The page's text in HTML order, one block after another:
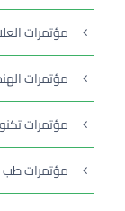
مؤتمرات
مؤتمرات
مؤتمرات
مؤتمرات طب